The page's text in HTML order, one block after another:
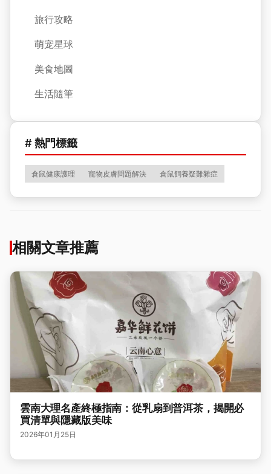
旅行攻略
萌宠星球
美食地圖
生活隨筆
# 熱門標籤
倉鼠健康護理 寵物皮膚問題解決 倉鼠飼養疑難雜症
相關文章推薦
雲南大理名產終極指南：從乳扇到普洱茶，揭開必
買清單與隱藏版美味
2026年01月25日